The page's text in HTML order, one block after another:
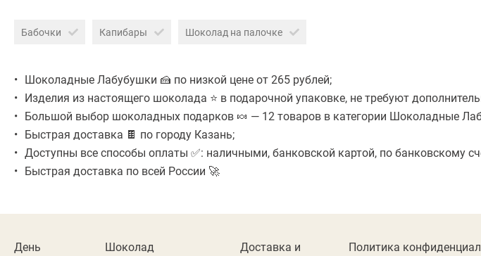
Бабочки Капибары Шоколад на палочке
Шоколадные Лабубушки 🍰 по низкой цене от 265 рублей;
Изделия из настоящего шоколада ⭐ в подарочной упаковке, не требуют
Большой выбор шоколадных подарков 🍬 — 12 товаров в категории Шоколадные
Быстрая доставка 🍫 по городу Казань;
Доступны все способы оплаты ✅: наличными, банковской картой, по банковскому
Быстрая доставка по всей России 🚀
День Шоколад Доставка и Политика